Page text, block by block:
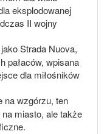
eksplodowanej
II wojny
Strada Nuova,
pałaców, wpisana
dla miłośników
na wzgórzu, ten
miasto, ale także